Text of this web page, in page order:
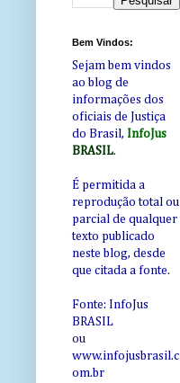
Bem Vindos:
Sejam bem vindos
ao blog de
informações dos
oficiais de Justiça
do Brasil, InfoJus
BRASIL.
É permitida a
reprodução total ou
parcial de qualquer
texto publicado
neste blog, desde
que citada a fonte.
Fonte: InfoJus
BRASIL
ou
www.infojusbrasil.c
om.br